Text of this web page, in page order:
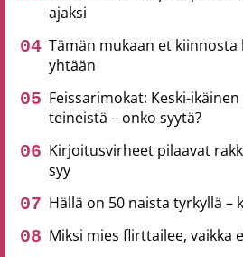
ajaksi
Tämän mukaan et
yhtään
Feissarimokat: Keski-
teineistä – onko syytä?
Kirjoitusvirheet pilaavat
syy
Hällä on 50 naista tyrkyllä –
Miksi mies flirttailee, vaikka